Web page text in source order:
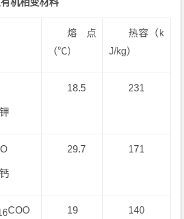
机相变材料
熔点
（℃）
热容（k
J/kg）
18.5 231
O 29.7 171
COO
19 140